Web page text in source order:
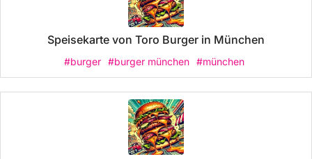
Speisekarte von Toro Burger in München
#burger #burger münchen #münchen